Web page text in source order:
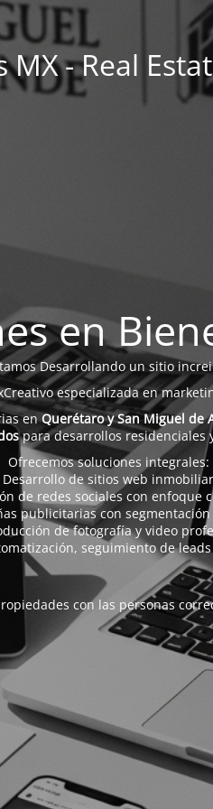
MX - Real
en
Desarrollando un sitio
especializada en
enQuerétaro y San Miguel de
para desarrollos residenciales
Ofrecemos soluciones integrales:
Desarrollo de sitios web
de redes sociales con enfoque
publicitarias con
de fotografía y video
seguimiento de leads
con las personas